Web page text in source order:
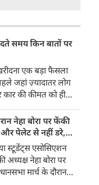
समय किन बातों पर
एक बड़ा फैसला
जहां ज़्यादातर लोग
की कीमत को ही
दूसरे पहलुओं पर भी
आइए जानते हैं कि कार
किन बातों पर ध्यान
नेहा बोरा पर फेंकी
पेलेट से नहीं डरे,
स्टूडेंट्स एसोसिएशन
अध्यक्ष नेहा बोरा पर
मार्च के दौरान